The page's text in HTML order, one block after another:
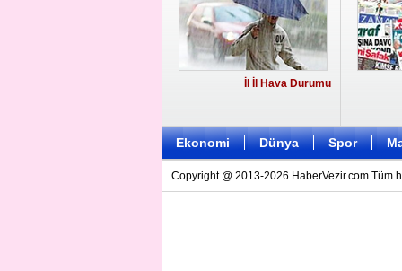
İl İl Hava Durumu
Ekonomi Dünya Spor
Copyright @ 2013-2026 HaberVezir.com Tüm